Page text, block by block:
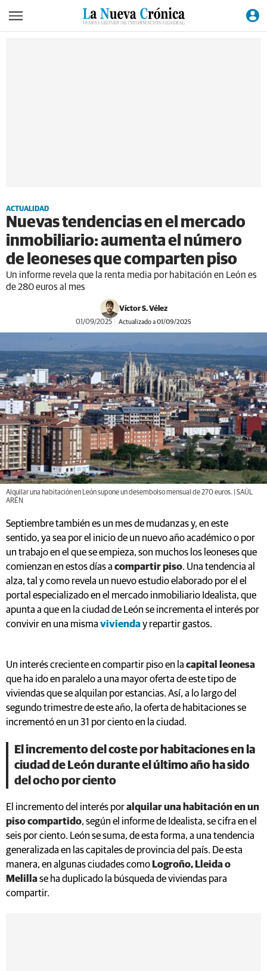
ACTUALIDAD
Nuevas tendencias en el mercado
inmobiliario: aumenta el número
de leoneses que comparten piso
Un informe revela que la renta media por habitación en León es
de 280 euros al mes
Víctor S. Vélez
01/09/2025 Actualizado a 01/09/2025
Alquilar una habitación en León supone un desembolso mensual de 270 euros. | SAÚL
ARÉN
Septiembre también es un mes de mudanzas y, en este
sentido, ya sea por el inicio de un nuevo año académico o por
un trabajo en el que se empieza, son muchos los leoneses que
comienzan en estos días a compartir piso. Una tendencia al
alza, tal y como revela un nuevo estudio elaborado por el el
portal especializado en el mercado inmobiliario Idealista, que
apunta a que en la ciudad de León se incrementa el interés por
convivir en una misma vivienday repartir gastos.
Un interés creciente en compartir piso en la capital leonesa
que ha ido en paralelo a una mayor oferta de este tipo de
viviendas que se alquilan por estancias. Así, a lo largo del
segundo trimestre de este año, la oferta de habitaciones se
incrementó en un 31 por ciento en la ciudad.
El incremento del coste por habitaciones en la
ciudad de León durante el último año ha sido
del ocho por ciento
El incremento del interés poralquilar una habitación en un
piso compartido, según el informe de Idealista, se cifra en el
seis por ciento. León se suma, de esta forma, a una tendencia
generalizada en las capitales de provincia del país. De esta
manera, en algunas ciudades como Logroño, Lleida o
Melillase ha duplicado la búsqueda de viviendas para
compartir.